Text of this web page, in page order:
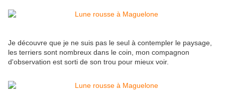
Je découvre que je ne suis pas le seul à contempler le paysage,
les terriers sont nombreux dans le coin, mon compagnon
d'observation est sorti de son trou pour mieux voir.